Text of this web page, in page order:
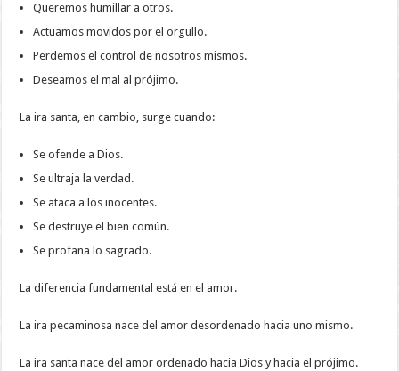
Queremos humillar a otros.
Actuamos movidos por el orgullo.
Perdemos el control de nosotros mismos.
Deseamos el mal al prójimo.
La ira santa, en cambio, surge cuando:
Se ofende a Dios.
Se ultraja la verdad.
Se ataca a los inocentes.
Se destruye el bien común.
Se profana lo sagrado.
La diferencia fundamental está en el amor.
La ira pecaminosa nace del amor desordenado hacia uno mismo.
La ira santa nace del amor ordenado hacia Dios y hacia el prójimo.